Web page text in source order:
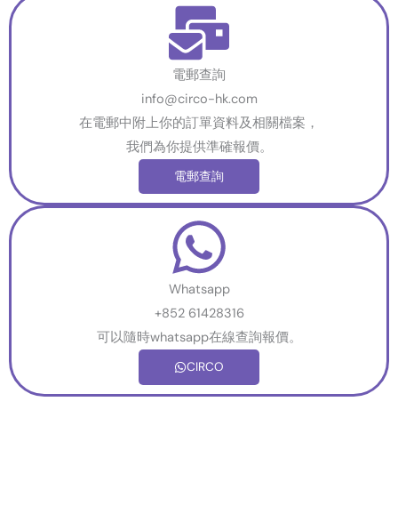
電郵查詢
info@circo-hk.com
在電郵中附上你的訂單資料及相關檔案，
我們為你提供準確報價。
電郵查詢
Whatsapp
+852 61428316
可以隨時whatsapp在線查詢報價。
CIRCO